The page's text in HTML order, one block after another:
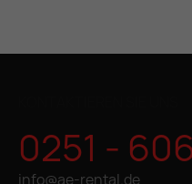
0251 -
info@ae-rental.de